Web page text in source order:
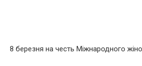
8 березня на честь Міжнародного